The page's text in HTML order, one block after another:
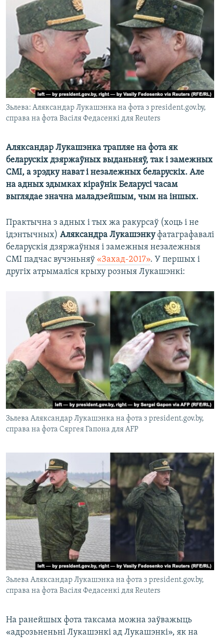
КУЛЬТУРА
КАЛЯНДАР
МОВА
НА ХВАЛЯХ СВАБОДЫ
Зьлева: Аляксандар Лукашэнка на фота з president.gov.by,
справа на фота Васіля Федасенкі для Reuters
Аляксандар Лукашэнка трапляе на фота як
беларускіх дзяржаўных выданьняў, так і замежных
СМІ, а зрэдку нават і незалежных беларускіх. Але
на адных здымках кіраўнік Беларусі часам
выглядае значна маладзейшым, чым на іншых.
Практычна з адных і тых жа ракурсаў (хоць і не
ідэнтычных) Аляксандра Лукашэнкуфатаграфавалі
беларускія дзяржаўныя і замежныя незалежныя
СМІ падчас вучэньняў «Захад-2017». У першых і
другіх атрымаліся крыху розныя Лукашэнкі:
Зьлева Аляксандар Лукашэнка на фота з president.gov.by,
справа на фота Сяргея Гапона для AFP
Зьлева Аляксандар Лукашэнка на фота з president.gov.by,
справа на фота Васіля Федасенкі для Reuters
На ранейшых фота таксама можна заўважыць
«адрозьненьні Лукашэнкі ад Лукашэнкі», як на